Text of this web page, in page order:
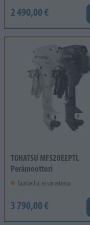
2 490,00 €
TOHATSU MFS20EEPTL
Perämoottori
Saatavilla, ei varastossa
3 790,00 €